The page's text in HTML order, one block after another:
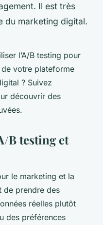
Il est très
du marketing digital.
l’A/B testing pour
votre plateforme
? Suivez
découvrir des
B testing et
le marketing et la
de prendre des
réelles plutôt
des préférences